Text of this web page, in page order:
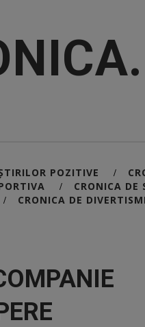
POZITIVE /
/ CRONICA DE
/ CRONICA DE